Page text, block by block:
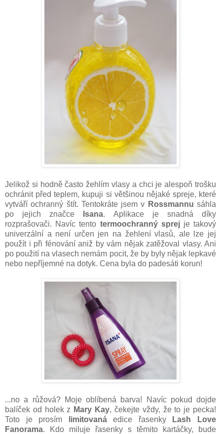
Jelikož si hodně často žehlím vlasy a chci je alespoň trošku
ochránit před teplem, kupuji si většinou nějaké spreje, které
vytváří ochranný štít. Tentokráte jsem v Rossmannu sáhla
po jejich značce
Isana. Aplikace je snadná díky
rozprašovači. Navíc tento termoochranný sprejje takový
univerzální a není určen jen na žehlení vlasů, ale lze jej
použít i při fénování aniž by vám nějak zatěžoval vlasy. Ani
po použití na vlasech nemám pocit, že by byly nějak lepkavé
nebo nepříjemné na dotyk. Cena byla do padesáti korun!
...no a růžová? Moje oblíbená barva! Navíc pokud dojde
balíček od holek z Mary Kay, čekejte vždy, že to je pecka!
Toto je prosím
limitovanáedice řasenky
Lash Love
Fanorama. Kdo miluje řasenky s těmito kartáčky, bude